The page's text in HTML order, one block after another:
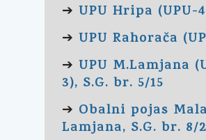
➔ UPU Hripa (UPU-
➔ UPU Rahorača
➔ UPU M.Lamjana
3), S.G. br. 5/15
➔ Obalni pojas Mala
Lamjana, S.G. br. 8/